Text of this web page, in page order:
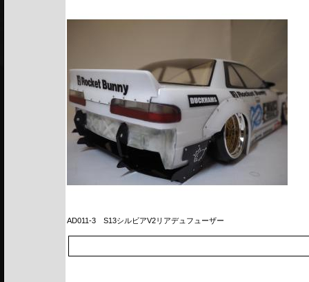
AD011-3 S13シルビアV2リアデュフューザー